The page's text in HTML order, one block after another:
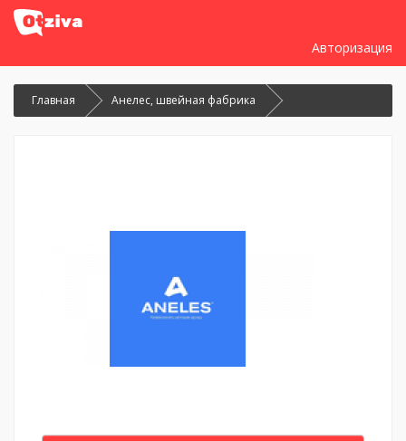
Авторизация
Главная Анелес, швейная фабрика